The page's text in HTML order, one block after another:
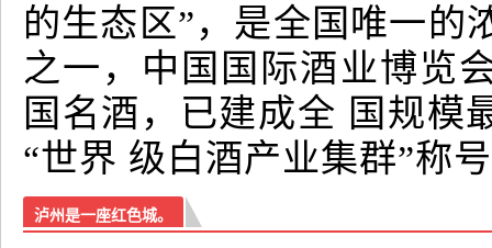
的生态区”，是全国唯一的
之一，中国国际酒业博览
国名酒，已建成全 国规模
“世界 级白酒产业集群”称
泸州是一座红色城。